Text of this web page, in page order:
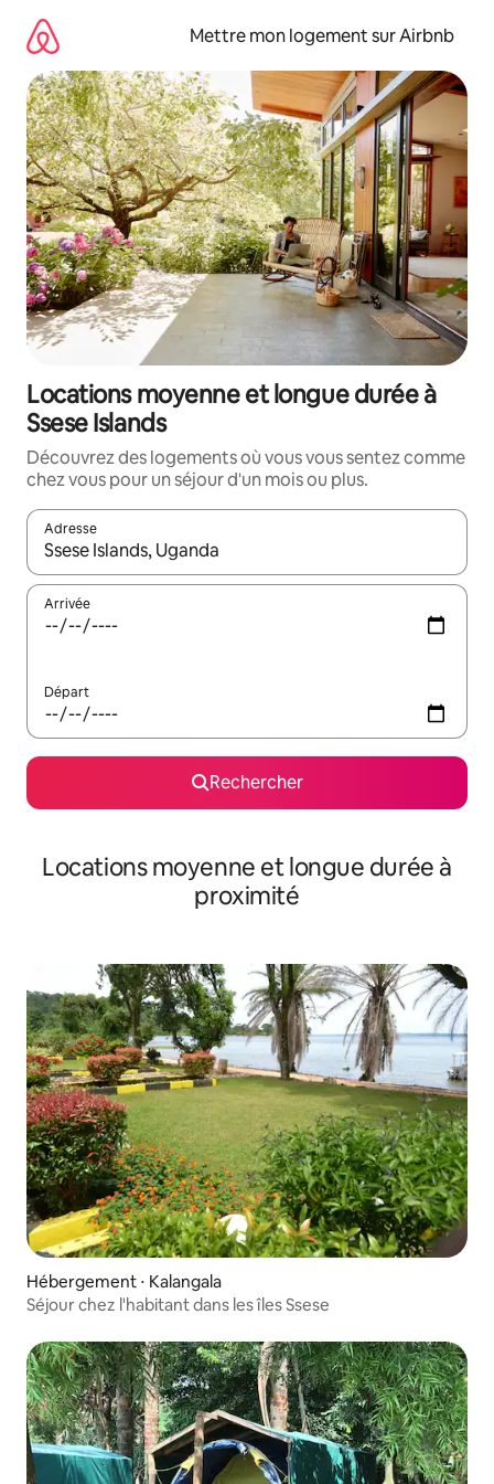
directement
contenu
Mettre mon logement sur Airbnb
Locations moyenne et longue durée à
Ssese Islands
Découvrez des logements où vous vous sentez comme
chez vous pour un séjour d'un mois ou plus.
Adresse
Lorsque les résultats s'affichent, utilisez les flèches vers le
Arrivée
Départ
Rechercher
Locations moyenne et longue durée à
proximité
Hébergement ⋅ Kalangala
Séjour chez l'habitant dans les îles Ssese